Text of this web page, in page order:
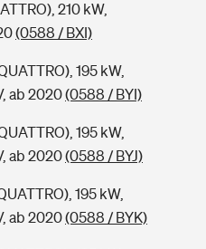
210 kW,
(0588 / BXI)
195 kW,
ab 2020(0588 / BYI)
195 kW,
ab 2020(0588 / BYJ)
195 kW,
ab 2020(0588 / BYK)